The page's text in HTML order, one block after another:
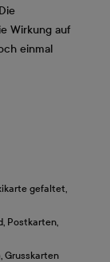
Wirkung auf
einmal
gefaltet,
Postkarten,
Grusskarten